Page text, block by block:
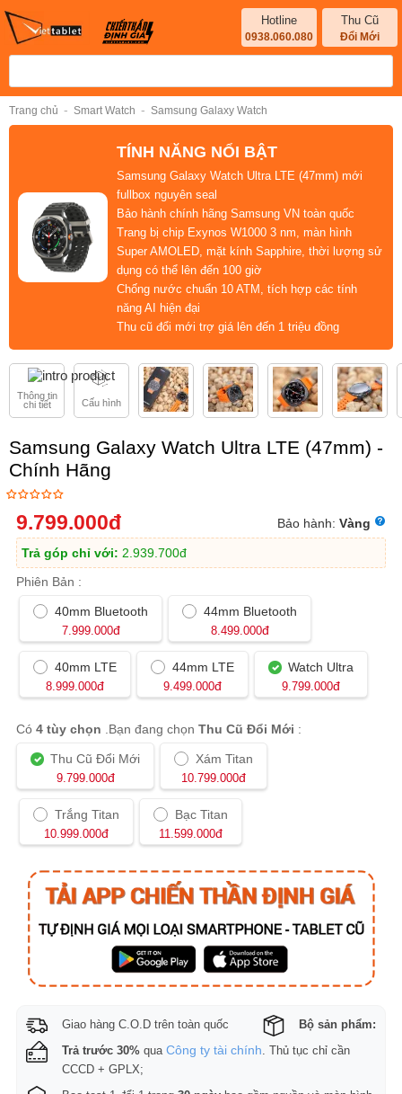
Hotline
0938.060.080
Thu Cũ
Đổi Mới
Trang chủ - Smart Watch - Samsung Galaxy Watch
TÍNH NĂNG NỔI BẬT
Samsung Galaxy Watch Ultra LTE (47mm) mới
fullbox nguyên seal
Bảo hành chính hãng Samsung VN toàn quốc
Trang bị chip Exynos W1000 3 nm, màn hình
Super AMOLED, mặt kính Sapphire, thời lượng sử
dụng có thể lên đến 100 giờ
Chống nước chuẩn 10 ATM, tích hợp các tính
năng AI hiện đại
Thu cũ đổi mới trợ giá lên đến 1 triệu đồng
Thông tin
chi tiết
Cấu hình
Samsung Galaxy Watch Ultra LTE (47mm) -
Chính Hãng
9.799.000đ Bảo hành: Vàng
Trả góp chỉ với: 2.939.700đ
Phiên Bản :
40mm Bluetooth
7.999.000đ
44mm Bluetooth
8.499.000đ
40mm LTE
8.999.000đ
44mm LTE
9.499.000đ
Watch Ultra
9.799.000đ
Có4 tùy chọn .Bạn đang chọnThu Cũ Đổi Mới :
Thu Cũ Đổi Mới
9.799.000đ
Xám Titan
10.799.000đ
Trắng Titan
10.999.000đ
Bạc Titan
11.599.000đ
Giao hàng C.O.D trên toàn quốc
Bộ sản phẩm:
Trả trước 30% quaCông ty tài chính . Thủ tục chỉ cần
CCCD + GPLX;